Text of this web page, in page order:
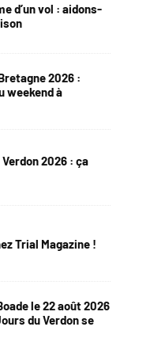
d’un vol : aidons-
2026 :
weekend à
2026 : ça
Trial Magazine !
le 22 août 2026
du Verdon se